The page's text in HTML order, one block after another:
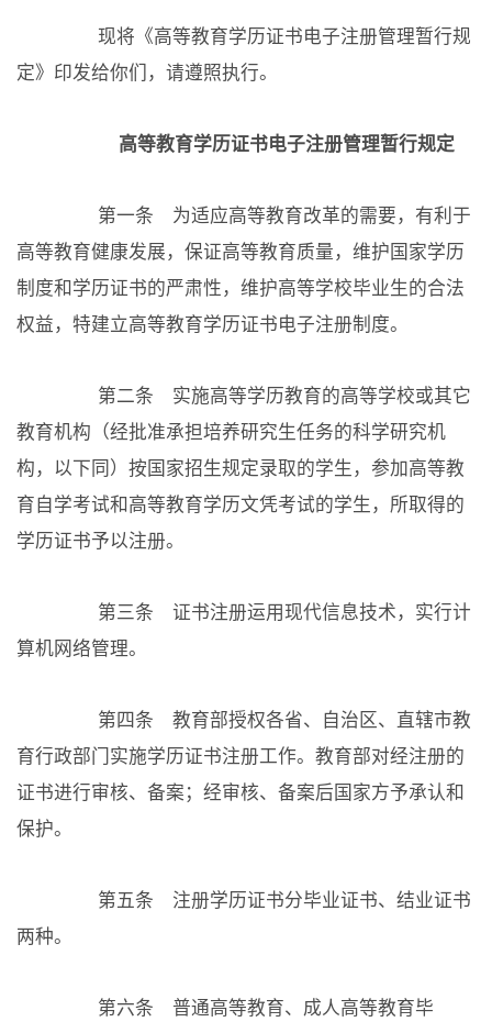
现将《高等教育学历证书电子注册管理暂行规
定》印发给你们，请遵照执行。
高等教育学历证书电子注册管理暂行规定
第一条 为适应高等教育改革的需要，有利于
高等教育健康发展，保证高等教育质量，维护国家学历
制度和学历证书的严肃性，维护高等学校毕业生的合法
权益，特建立高等教育学历证书电子注册制度。
第二条 实施高等学历教育的高等学校或其它
教育机构（经批准承担培养研究生任务的科学研究机
构，以下同）按国家招生规定录取的学生，参加高等教
育自学考试和高等教育学历文凭考试的学生，所取得的
学历证书予以注册。
第三条 证书注册运用现代信息技术，实行计
算机网络管理。
第四条 教育部授权各省、自治区、直辖市教
育行政部门实施学历证书注册工作。教育部对经注册的
证书进行审核、备案；经审核、备案后国家方予承认和
保护。
第五条 注册学历证书分毕业证书、结业证书
两种。
第六条 普通高等教育、成人高等教育毕